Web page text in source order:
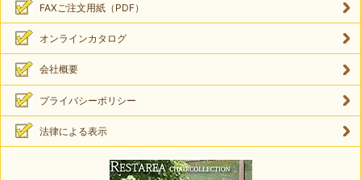
FAXご注文用紙（PDF）
オンラインカタログ
会社概要
プライバシーポリシー
法律による表示